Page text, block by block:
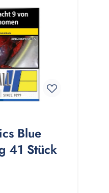
Blue
41 Stück